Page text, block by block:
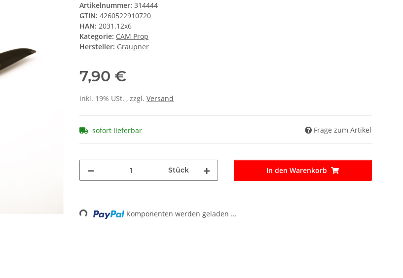
Artikelnummer: 314444
GTIN: 4260522910720
HAN: 2031.12x6
Kategorie: CAM Prop
Hersteller: Graupner
7,90 €
inkl. 19% USt. , zzgl. Versand
sofort lieferbar Frage zum Artikel
Stück In den Warenkorb
Loading... Komponenten werden geladen ...